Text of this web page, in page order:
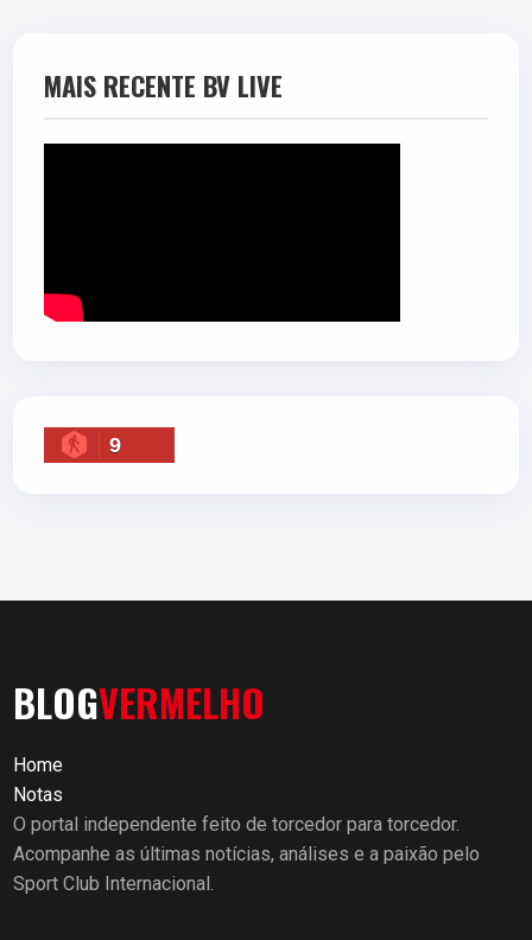
MAIS RECENTE BV LIVE
9
BLOGVERMELHO
Home
Notas
O portal independente feito de torcedor para torcedor.
Acompanhe as últimas notícias, análises e a paixão pelo
Sport Club Internacional.